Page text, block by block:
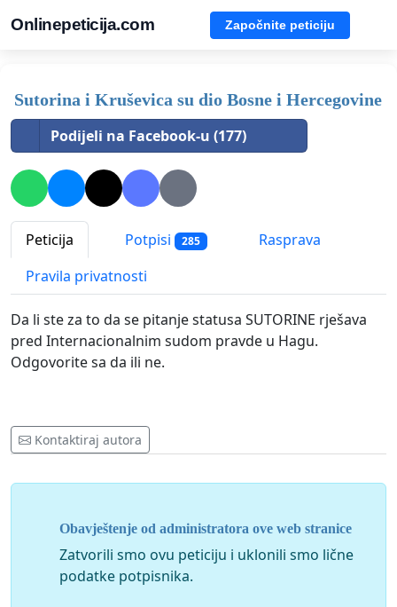
Onlinepeticija.com Započnite peticiju
Sutorina i Kruševica su dio Bosne i Hercegovine
Podijeli na Facebook-u (177)
Peticija Potpisi 285
Rasprava
Pravila privatnosti
Da li ste za to da se pitanje statusa SUTORINE rješava
pred Internacionalnim sudom pravde u Hagu.
Odgovorite sa da ili ne.
Kontaktiraj autora
Obavještenje od administratora ove web stranice
Zatvorili smo ovu peticiju i uklonili smo lične
podatke potpisnika.